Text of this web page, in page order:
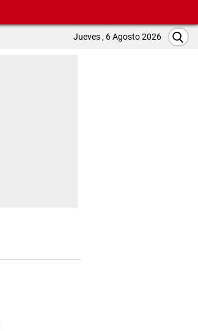
Jueves , 6 Agosto 2026